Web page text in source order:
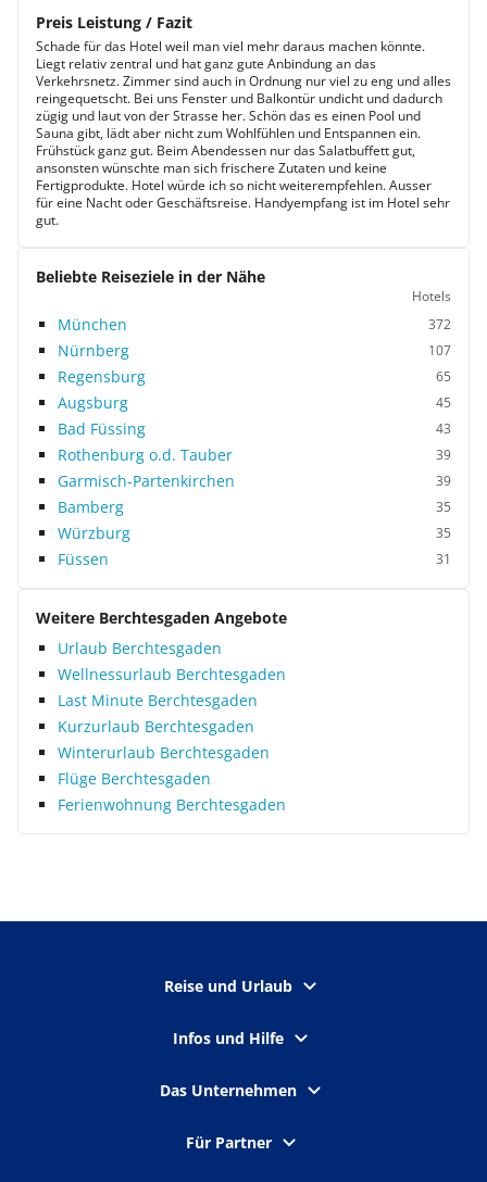
Preis Leistung / Fazit
Schade für das Hotel weil man viel mehr daraus machen könnte.
Liegt relativ zentral und hat ganz gute Anbindung an das
Verkehrsnetz. Zimmer sind auch in Ordnung nur viel zu eng und alles
reingequetscht. Bei uns Fenster und Balkontür undicht und dadurch
zügig und laut von der Strasse her. Schön das es einen Pool und
Sauna gibt, lädt aber nicht zum Wohlfühlen und Entspannen ein.
Frühstück ganz gut. Beim Abendessen nur das Salatbuffett gut,
ansonsten wünschte man sich frischere Zutaten und keine
Fertigprodukte. Hotel würde ich so nicht weiterempfehlen. Ausser
für eine Nacht oder Geschäftsreise. Handyempfang ist im Hotel sehr
gut.
Beliebte Reiseziele in der Nähe
Hotels
München 372
Nürnberg 107
Regensburg 65
Augsburg 45
Bad Füssing 43
Rothenburg o.d. Tauber 39
Garmisch-Partenkirchen 39
Bamberg 35
Würzburg 35
Füssen 31
Weitere Berchtesgaden Angebote
Urlaub Berchtesgaden
Wellnessurlaub Berchtesgaden
Last Minute Berchtesgaden
Kurzurlaub Berchtesgaden
Winterurlaub Berchtesgaden
Flüge Berchtesgaden
Ferienwohnung Berchtesgaden
Reise und Urlaub
Infos und Hilfe
Das Unternehmen
Für Partner